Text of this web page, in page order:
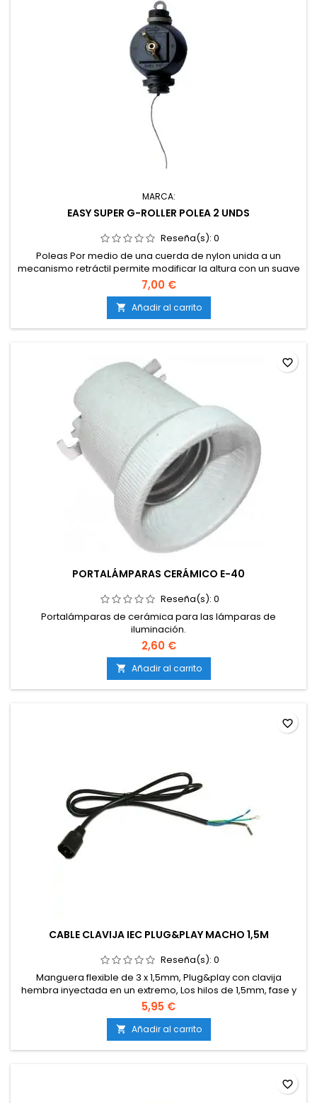
MARCA:
EASY SUPER G-ROLLER POLEA 2 UNDS
Reseña(s): 0
Poleas Por medio de una cuerda de nylon unida a un
mecanismo retráctil permite modificar la altura con un suave
movimiento. El peso máximo de carga es de 5 Kg, por lo que
se pueden utilizar con la mayoría de reflectores del
mercado. La longitud del hilo de nylon desplegado es de 110
cm.
7,00 €
 Añadir al carrito
PORTALÁMPARAS CERÁMICO E-40
Reseña(s): 0
Portalámparas de cerámica para las lámparas de
iluminación.
2,60 €
 Añadir al carrito
favorite_border
CABLE CLAVIJA IEC PLUG&PLAY MACHO 1,5M
Reseña(s): 0
Manguera flexible de 3 x 1,5mm, Plug&play con clavija
hembra inyectada en un extremo, Los hilos de 1,5mm, fase y
neutro ya vienen pre pelados, la toma de tierra dispone de
terminal redondo plano, todo listo para que solo tengas que
conectarlo.
5,95 €
 Añadir al carrito
favorite_border
favorite_border